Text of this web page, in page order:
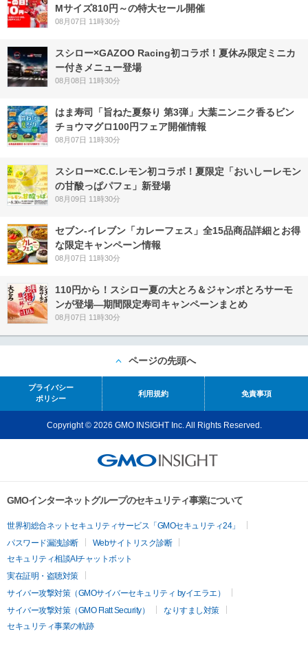
Mサイズ810円～の特大セール開催
08月07日 11時30分
スシロー×GAZOO Racing初コラボ！夏休み限定ミニカ
ー付きメニュー登場
08月08日 11時30分
はま寿司「旨ねた夏祭り 第3弾」大葉ニンニク香るビン
チョウマグロ100円フェア開催情報
08月07日 11時30分
スシロー×C.C.レモン初コラボ！夏限定「おいしーレモン
の甘酸っぱパフェ」新登場
08月09日 11時30分
セブン‐イレブン「カレーフェス」全15品商品詳細とお得
な限定キャンペーン情報
08月07日 11時30分
110円から！スシロー夏の大とろ＆ジャンボとろサーモ
ンが登場―期間限定寿司キャンペーンまとめ
08月07日 11時30分
ページの先頭へ
プライバシー
ポリシー
利用規約 免責事項
Copyright © 2026 GMO INSIGHT Inc. All Rights Reserved.
GMOインターネットグループのセキュリティ事業について
世界初総合ネットセキュリティサービス「GMOセキュリティ24」
パスワード漏洩診断
Webサイトリスク診断
セキュリティ相談AIチャットボット
実在証明・盗聴対策
サイバー攻撃対策（GMOサイバーセキュリティ byイエラエ）
サイバー攻撃対策（GMO Flatt Security）
なりすまし対策
セキュリティ事業の軌跡